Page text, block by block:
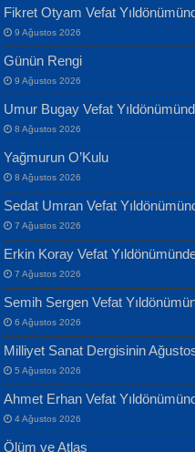
MUSTAFA KELOĞLU
Yarına İz Bırakmak...
ATİLLA ÖZEN
Sultan Olmadan Önce
EKREM KARABABA
Yılmaz Ekinci
Geceye Söylenen...
Banu Sancak
Defterimden İçeri...
İsmail Aydos
İnkisar...
Fikret Otyam Vefat
9 Ağustos 2026
Günün Rengi
9 Ağustos 2026
Umur Bugay Vefat
8 Ağustos 2026
Yağmurun O’Kulu
8 Ağustos 2026
Sedat Umran Vefat
7 Ağustos 2026
Erkin Koray Vefat
7 Ağustos 2026
Semih Sergen Vefat
6 Ağustos 2026
Milliyet Sanat Dergisinin
5 Ağustos 2026
Ahmet Erhan Vefat
4 Ağustos 2026
Ölüm ve Atlas